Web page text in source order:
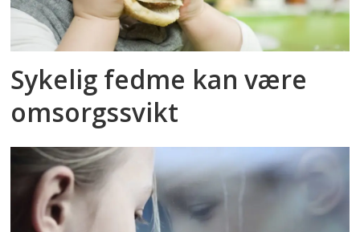
Sykelig fedme kan være
omsorgssvikt